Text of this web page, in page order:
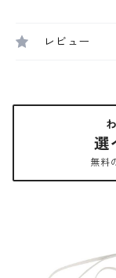
レビュー
選
無料